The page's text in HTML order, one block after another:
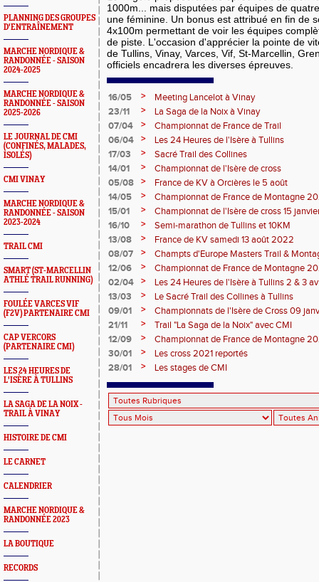
PLANNING DES GROUPES
D'ENTRAÎNEMENT
MARCHE NORDIQUE &
RANDONNÉE - SAISON
2024-2025
MARCHE NORDIQUE &
RANDONNÉE - SAISON
2025-2026
LE JOURNAL DE CMI
(CONFINÉS, MALADES,
ISOLÉS)
CMI VINAY
MARCHE NORDIQUE &
RANDONNÉE - SAISON
2023-2024
TRAIL CMI
SMART (ST-MARCELLIN
ATHLÉ TRAIL RUNNING)
FOULÉE VARCES VIF
(F2V) PARTENAIRE CMI
CAP VERCORS
(PARTENAIRE CMI)
LES 24 HEURES DE
L'ISÈRE À TULLINS
LA SAGA DE LA NOIX -
TRAIL À VINAY
HISTOIRE DE CMI
LE CARNET
CALENDRIER
MARCHE NORDIQUE &
RANDONNÉE 2023
LA BOUTIQUE
RECORDS
1000m... mais disputées par équipes de
une féminine. Un bonus est attribué en fin de
4x100m permettant de voir les équipes
de piste. L'occasion d'apprécier la pointe de
de Tullins, Vinay, Varces, Vif, St-Marcellin,
officiels encadrera les diverses épreuves.
16/05 >
Meeting Lancelot à Vinay
23/11
>
La Saga de la Noix à Vinay
07/04
>
Championnat de France de Trail
06/04
>
Les 24 Heures de l'Isère à Tullins
17/03
>
Sacré Trail des Collines
14/01
>
Championnat de l'Isère de cross
05/08
>
France de KV à Orcières le 5 août
14/05
>
Championnat de France de Montagne
15/01
>
Championnat de l'Isère de cross 15
St-Hubert
16/10 >
Semi-marathon de Tullins et 10KM
13/08
>
France de KV samedi 13 août 2022
08/07
>
Champts d'Europe Masters Trail &
12/06
>
Championnat de France de Montagne
02/04
>
Les 24 Heures de l'Isère à Tullins 2 & 3
13/03
>
Le Sacré Trail des Collines à Tullins
09/01
>
Championnats de l'Isère de Cross 09
21/11
>
Trail "La Saga de la Noix" avec CMI
12/09
>
Championnat de France de Montagne
30/01
>
Les cross 2021 reportés
28/01
> Les stages de CMI